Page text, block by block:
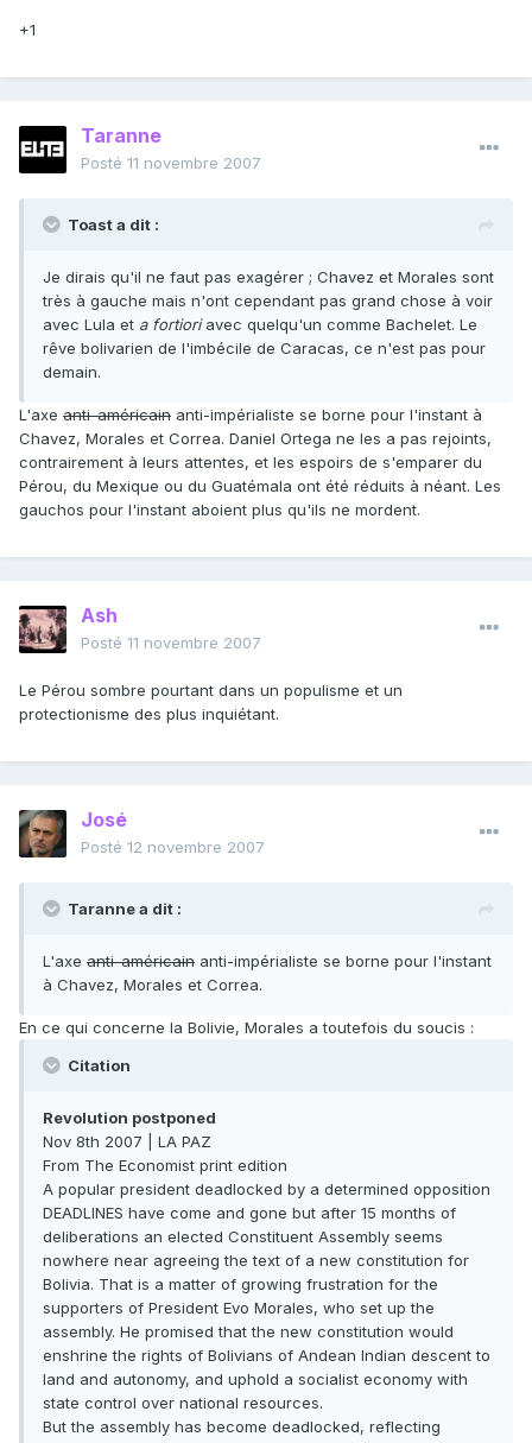
+1
Taranne
Posté 11 novembre 2007
Toast a dit :
Je dirais qu'il ne faut pas exagérer ; Chavez et Morales sont
très à gauche mais n'ont cependant pas grand chose à voir
avec Lula et a fortioriavec quelqu'un comme Bachelet. Le
rêve bolivarien de l'imbécile de Caracas, ce n'est pas pour
demain.
L'axe anti-américain anti-impérialiste se borne pour l'instant à
Chavez, Morales et Correa. Daniel Ortega ne les a pas rejoints,
contrairement à leurs attentes, et les espoirs de s'emparer du
Pérou, du Mexique ou du Guatémala ont été réduits à néant. Les
gauchos pour l'instant aboient plus qu'ils ne mordent.
Ash
Posté 11 novembre 2007
Le Pérou sombre pourtant dans un populisme et un
protectionisme des plus inquiétant.
José
Posté 12 novembre 2007
Taranne a dit :
L'axe anti-américain anti-impérialiste se borne pour l'instant
à Chavez, Morales et Correa.
En ce qui concerne la Bolivie, Morales a toutefois du soucis :
Citation
Revolution postponed
Nov 8th 2007 | LA PAZ
From The Economist print edition
A popular president deadlocked by a determined opposition
DEADLINES have come and gone but after 15 months of
deliberations an elected Constituent Assembly seems
nowhere near agreeing the text of a new constitution for
Bolivia. That is a matter of growing frustration for the
supporters of President Evo Morales, who set up the
assembly. He promised that the new constitution would
enshrine the rights of Bolivians of Andean Indian descent to
land and autonomy, and uphold a socialist economy with
state control over national resources.
But the assembly has become deadlocked, reflecting